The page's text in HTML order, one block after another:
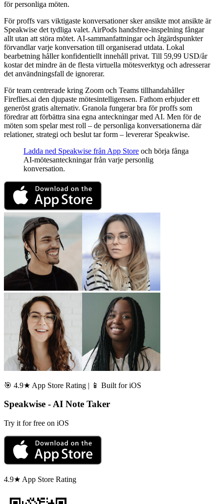
för personliga möten.
För proffs vars viktigaste konversationer sker ansikte mot ansikte är
Speakwise det tydliga valet. AirPods handsfree-inspelning fångar
allt utan att störa mötet. AI-sammanfattningar och åtgärdspunkter
förvandlar varje konversation till organiserad utdata. Lokal
bearbetning håller konfidentiellt innehåll privat. Till 59,99 USD/år
kostar det mindre än de flesta virtuella mötesverktyg och adresserar
det användningsfall de ignorerar.
För team centrerade kring Zoom och Teams tillhandahåller
Fireflies.ai den djupaste mötesintelligensen. Fathom erbjuder ett
generöst gratis alternativ. Granola fungerar bra för proffs som
föredrar att förbättra sina egna anteckningar med AI. Men för de
möten som spelar mest roll – de personliga konversationerna där
relationer, strategi och beslut tar form – levererar Speakwise.
Ladda ned Speakwise från App Store och börja fånga
AI-mötesanteckningar från varje personlig
konversation.
🎯 4.9★ App Store Rating | 📱 Built for iOS
Speakwise - AI Note Taker
Try it for free on iOS
4.9★ App Store Rating